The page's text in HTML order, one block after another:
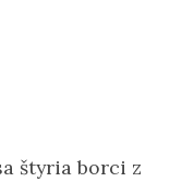
štyria borci z